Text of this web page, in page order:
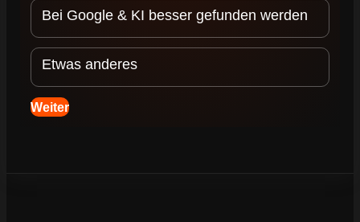
Bei Google & KI besser gefunden werden
Etwas anderes
Navigation
Weiter